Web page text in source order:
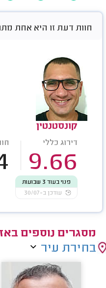
חוות דעת זו היא אחת מתוך 314 על עסק
קונסטנטין
דירוג כללי
9.66
פנוי בעוד 3 שבועות
עודכן ב-30/07
מסגרים נוספים
בחירת עיר